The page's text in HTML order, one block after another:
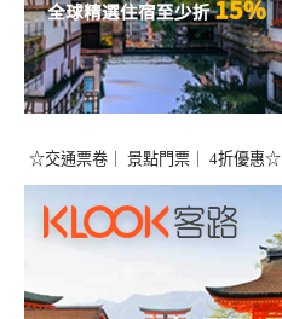
☆交通票卷｜ 景點門票｜ 4折優惠☆